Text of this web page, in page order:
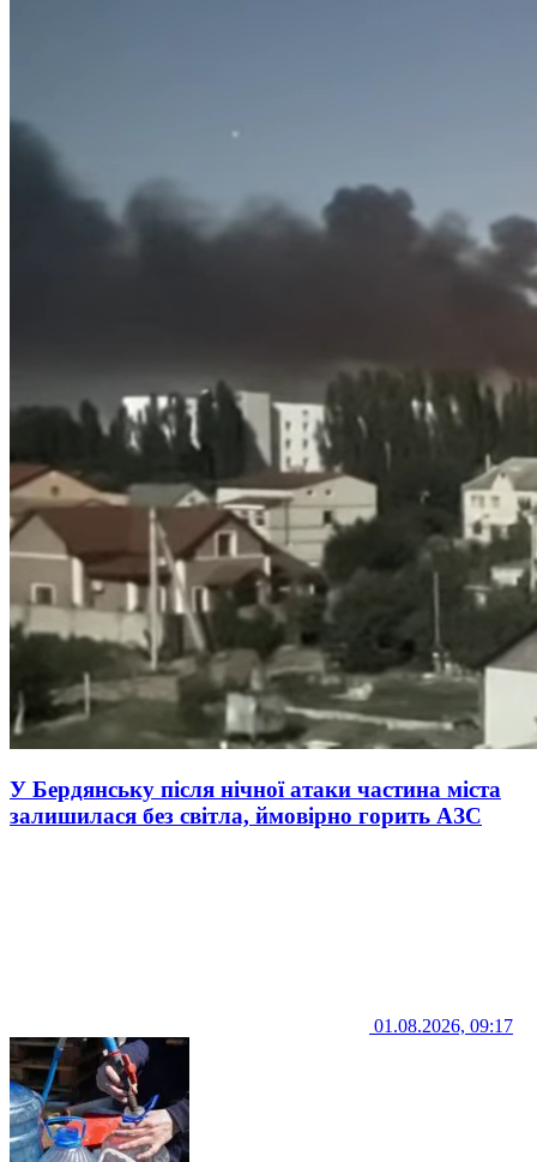
У Бердянську після нічної атаки частина міста
залишилася без світла, ймовірно горить АЗС
01.08.2026, 09:17